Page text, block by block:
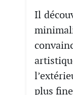
Il
plus